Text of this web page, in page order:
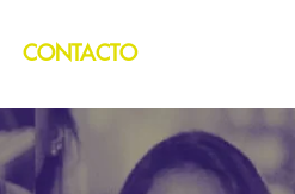
CONTACTO